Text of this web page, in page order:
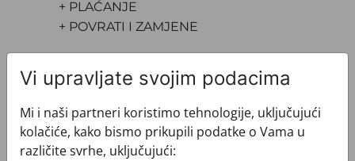
+ PLAĆANJE
+ POVRATI I ZAMJENE
Pogledajte i ovo
Vi upravljate svojim podacima
Mi i naši partneri koristimo tehnologije, uključujući
kolačiće, kako bismo prikupili podatke o Vama u
različite svrhe, uključujući: